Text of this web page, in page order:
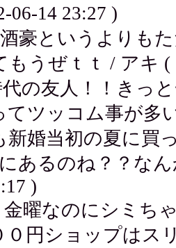
06-14 23:27 )
豪というよりも
もうぜｔｔ / アキ (
の友人！！きっ
てツッコム事が多
婚当初の夏に買
あるのね？？な
)
曜なのにシミち
０円ショップはス